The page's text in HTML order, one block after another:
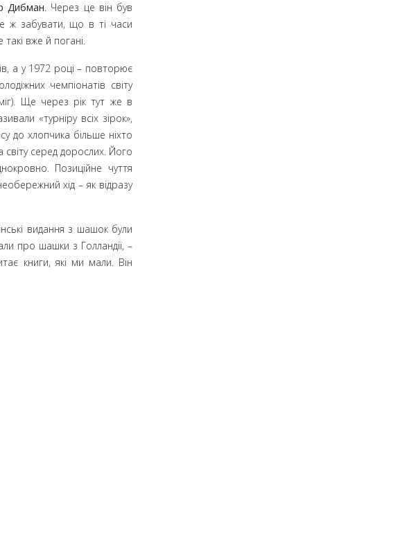
Дибман. Через це він був
ж забувати, що в ті часи
вже й погані.
а у 1972 році – повторює
чемпіонатів світу
Ще через рік тут же в
«турніру всіх зірок»,
до хлопчика більше ніхто
серед дорослих. Його
Позиційне чуття
хід – як відразу
видання з шашок були
про шашки з Голландії, –
книги, які ми мали. Він